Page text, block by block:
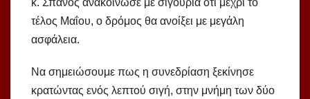
κ. Σπανός ανακοίνωσε με σιγουριά ότι μέχρι το
τέλος Μαΐου, ο δρόμος θα ανοίξει με μεγάλη
ασφάλεια.
Να σημειώσουμε πως η συνεδρίαση ξεκίνησε
κρατώντας ενός λεπτού σιγή, στην μνήμη των δύο